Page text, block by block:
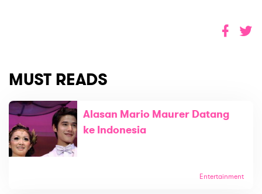
MUST READS
Alasan Mario Maurer Datang
ke Indonesia
Entertainment